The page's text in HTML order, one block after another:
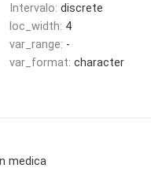
Intervalo: discrete
loc_width: 4
var_range: -
var_format: character
medica